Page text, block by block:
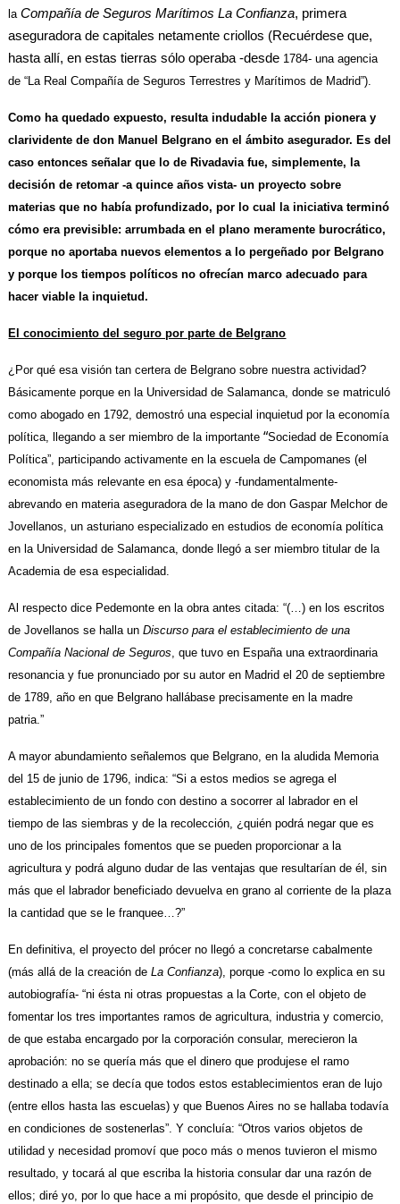
laCompañía de Seguros Marítimos La Confianza, primera
aseguradora de capitales netamente criollos (Recuérdese que,
hasta allí, en estas tierras sólo operaba -desde 1784- una agencia
de “La Real Compañía de Seguros Terrestres y Marítimos de Madrid”).
Como ha quedado expuesto, resulta indudable la acción pionera y
clarividente de don Manuel Belgrano en el ámbito asegurador. Es del
caso entonces señalar que lo de Rivadavia fue, simplemente, la
decisión de retomar -a quince años vista- un proyecto sobre
materias que no había profundizado, por lo cual la iniciativa terminó
cómo era previsible: arrumbada en el plano meramente burocrático,
porque no aportaba nuevos elementos a lo pergeñado por Belgrano
y porque los tiempos políticos no ofrecían marco adecuado para
hacer viable la inquietud.
El conocimiento del seguro por parte de Belgrano
¿Por qué esa visión tan certera de Belgrano sobre nuestra actividad?
Básicamente porque en la Universidad de Salamanca, donde se matriculó
como abogado en 1792, demostró una especial inquietud por la economía
política, llegando a ser miembro de la importante“Sociedad de Economía
Política”, participando activamente en la escuela de Campomanes (el
economista más relevante en esa época) y -fundamentalmente-
abrevando en materia aseguradora de la mano de don Gaspar Melchor de
Jovellanos, un asturiano especializado en estudios de economía política
en la Universidad de Salamanca, donde llegó a ser miembro titular de la
Academia de esa especialidad.
Al respecto dice Pedemonte en la obra antes citada: “(…) en los escritos
de Jovellanos se halla unDiscurso para el establecimiento de una
Compañía Nacional de Seguros, que tuvo en España una extraordinaria
resonancia y fue pronunciado por su autor en Madrid el 20 de septiembre
de 1789, año en que Belgrano hallábase precisamente en la madre
patria.”
A mayor abundamiento señalemos que Belgrano, en la aludida Memoria
del 15 de junio de 1796, indica: “Si a estos medios se agrega el
establecimiento de un fondo con destino a socorrer al labrador en el
tiempo de las siembras y de la recolección, ¿quién podrá negar que es
uno de los principales fomentos que se pueden proporcionar a la
agricultura y podrá alguno dudar de las ventajas que resultarían de él, sin
más que el labrador beneficiado devuelva en grano al corriente de la plaza
la cantidad que se le franquee…?”
En definitiva, el proyecto del prócer no llegó a concretarse cabalmente
(más allá de la creación deLa Confianza), porque -como lo explica en su
autobiografía- “ni ésta ni otras propuestas a laCorte, con el objeto de
fomentar los tres importantes ramos de agricultura, industria y comercio,
de que estaba encargado por la corporación consular, merecieron la
aprobación: no se quería más que el dinero que produjese el ramo
destinado a ella; se decía que todos estos establecimientos eran de lujo
(entre ellos hasta las escuelas) y que Buenos Aires no se hallaba todavía
en condiciones de sostenerlas”. Y concluía: “Otros varios objetos de
utilidad y necesidad promoví que poco más o menos tuvieron el mismo
resultado, y tocará al que escriba la historia consular dar una razón de
ellos; diré yo, por lo que hace a mi propósito, que desde el principio de